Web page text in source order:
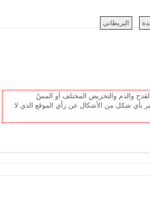
البريطاني
والذم والتحريض المختلف أو المسّ
بأي شكل من الأشكال عن رأي الموقع الذي لا